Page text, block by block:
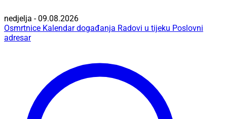
nedjelja - 09.08.2026
Osmrtnice Kalendar događanja Radovi u tijeku Poslovni
adresar